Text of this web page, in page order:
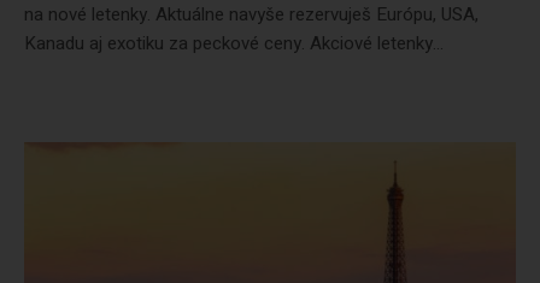
na nové letenky. Aktuálne navyše rezervuješ Európu, USA,
Kanadu aj exotiku za peckové ceny. Akciové letenky...